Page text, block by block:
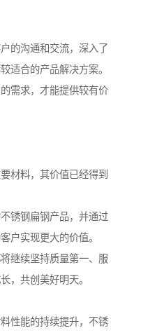
的沟通和交流，深入了
适合的产品解决方案。
需求，才能提供较有价
材料，其价值已经得到
锈钢扁钢产品，并通过
户实现更大的价值。
继续坚持质量第一、服
，共创美好明天。
性能的持续提升，不锈